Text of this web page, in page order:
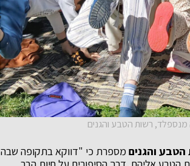
מנספלד, רשות הטבע והגנים
והגנים מספרת כי "דווקא בתקופה שבה